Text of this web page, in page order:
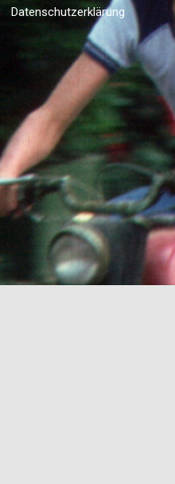
Datenschutzerklärung